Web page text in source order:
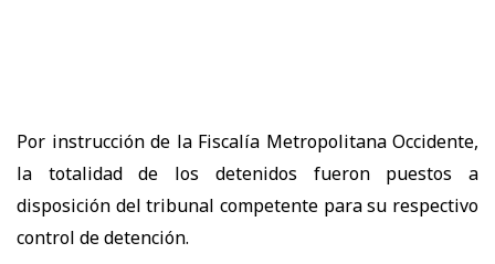
Por instrucción de la Fiscalía Metropolitana Occidente,
la totalidad de los detenidos fueron puestos a
disposición del tribunal competente para su respectivo
control de detención.